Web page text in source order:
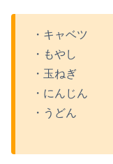
・キャベツ
・もやし
・玉ねぎ
・にんじん
・うどん